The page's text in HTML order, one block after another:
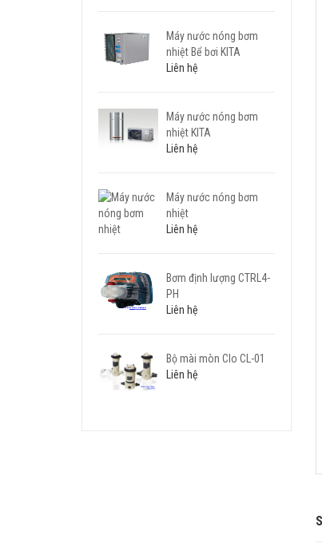
Máy nước nóng bơm
nhiệt Bể bơi KITA
Liên hệ
Máy nước nóng bơm
nhiệt KITA
Liên hệ
Máy nước nóng bơm
nhiệt
Liên hệ
Bơm định lượng CTRL4-
PH
Liên hệ
Bộ mài mòn Clo CL-01
Liên hệ